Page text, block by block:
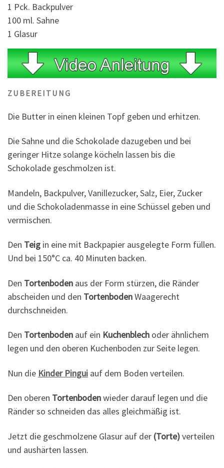
1 Pck. Backpulver
100 ml. Sahne
1 Glasur
ZUBEREITUNG
Die Butter in einen kleinen Topf geben und erhitzen.
Die Sahne und die Schokolade dazugeben und bei
geringer Hitze solange köcheln lassen bis die
Schokolade geschmolzen ist.
Mandeln, Backpulver, Vanillezucker, Salz, Eier, Zucker
und die Schokoladenmasse in eine Schüssel geben und
vermischen.
Den Teig in eine mit Backpapier ausgelegte Form füllen.
Und bei 150°C ca. 40 Minuten backen.
Den Tortenboden aus der Form stürzen, die Ränder
abscheiden und den TortenbodenWaagerecht
durchschneiden.
Den Tortenboden auf ein Kuchenblech oder ähnlichem
legen und den oberen Kuchenboden zur Seite legen.
Nun die Kinder Pingui auf dem Boden verteilen.
Den oberen Tortenbodenwieder darauf legen und die
Ränder so schneiden das alles gleichmäßig ist.
Jetzt die geschmolzene Glasur auf der (Torte)verteilen
und aushärten lassen.